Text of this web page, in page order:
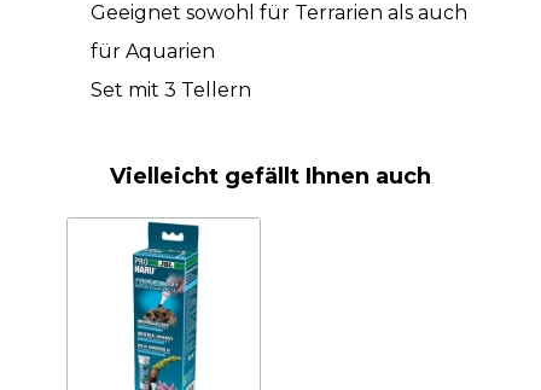
Geeignet sowohl für Terrarien als auch
für Aquarien
Set mit 3 Tellern
Vielleicht gefällt Ihnen auch